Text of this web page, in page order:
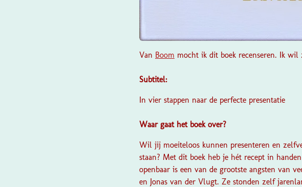
Van Boom mocht ik dit boek recenseren. Ik
Subtitel:
In vier stappen naar de perfecte presentatie
Waar gaat het boek over?
Wil jij moeiteloos kunnen presenteren en
staan? Met dit boek heb je hét recept in
openbaar is een van de grootste angsten van
en Jonas van der Vlugt. Ze stonden zelf